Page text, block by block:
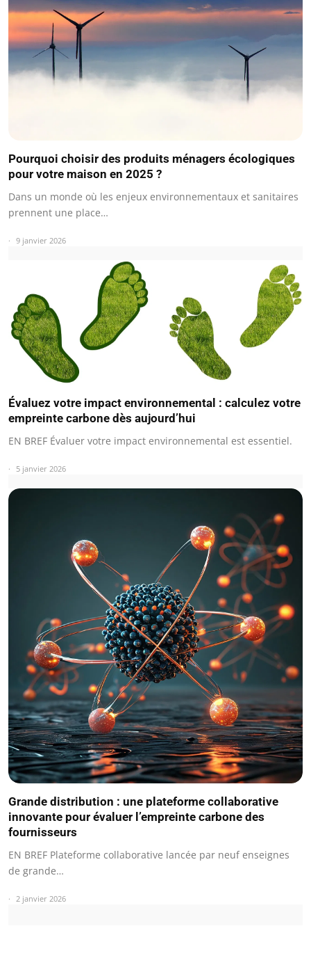
Pourquoi choisir des produits ménagers écologiques
pour votre maison en 2025 ?
Dans un monde où les enjeux environnementaux et sanitaires
prennent une place…
9 janvier 2026
Évaluez votre impact environnemental : calculez votre
empreinte carbone dès aujourd’hui
EN BREF Évaluer votre impact environnemental est essentiel.
5 janvier 2026
Grande distribution : une plateforme collaborative
innovante pour évaluer l’empreinte carbone des
fournisseurs
EN BREF Plateforme collaborative lancée par neuf enseignes
de grande…
2 janvier 2026